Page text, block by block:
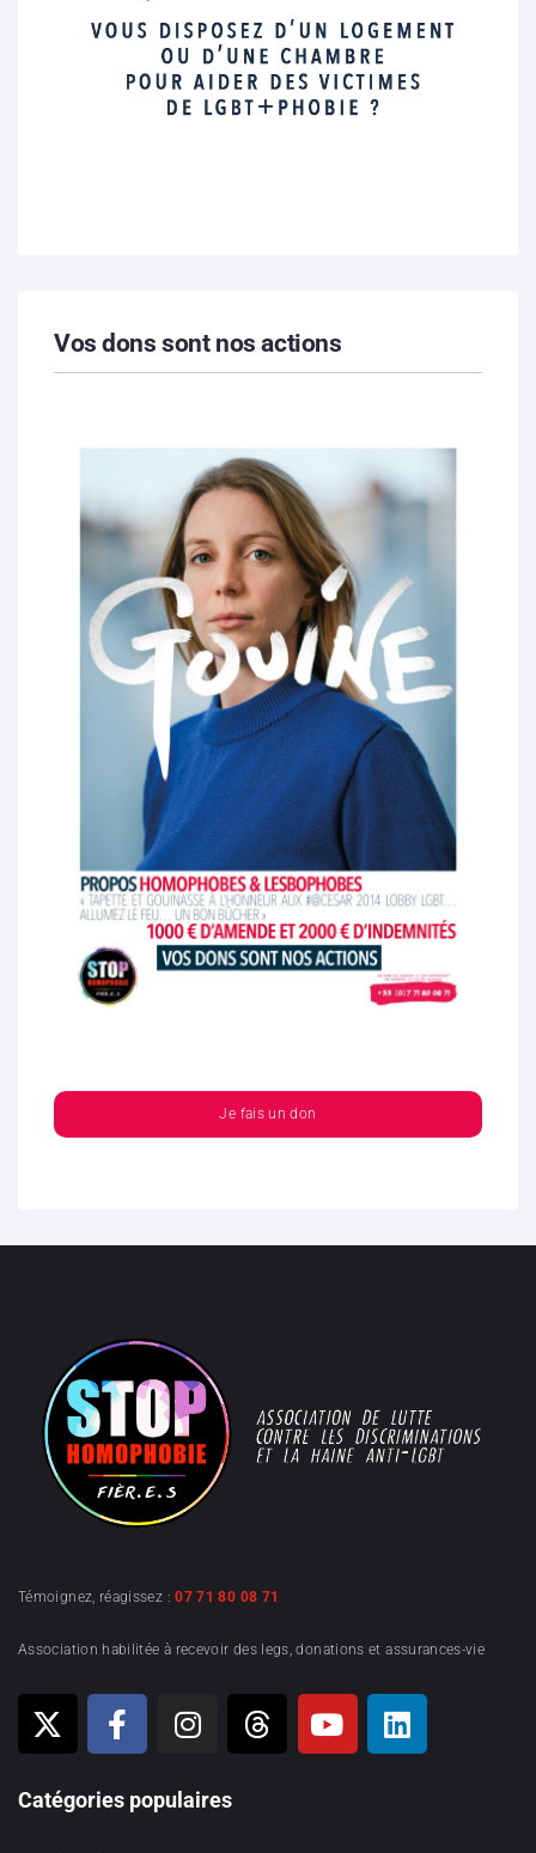
Vos dons sont nos actions
Je fais un don
Témoignez, réagissez :07 71 80 08 71
Association habilitée à recevoir des legs, donations et assurances-vie
Catégories populaires